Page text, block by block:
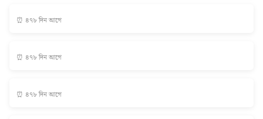
⏰ ৪৭৮ দিন আগে
⏰ ৪৭৮ দিন আগে
⏰ ৪৭৮ দিন আগে